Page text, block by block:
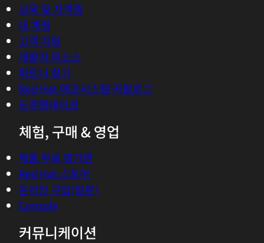
교육 및 자격증
내 계정
고객 지원
개발자 리소스
파트너 찾기
Red Hat 에코시스템 카탈로그
도큐멘테이션
체험, 구매 & 영업
제품 무료 평가판
Red Hat 스토어
온라인 구입(일본)
Console
커뮤니케이션